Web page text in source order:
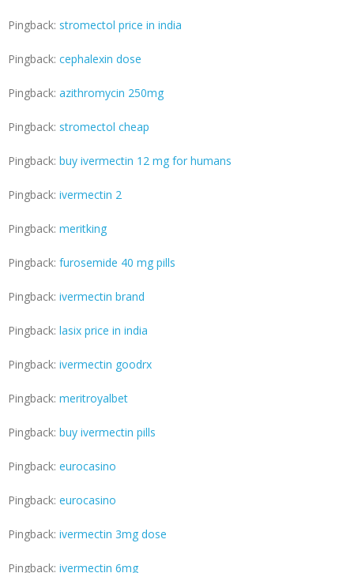
Pingback: stromectol price in india
Pingback: cephalexin dose
Pingback: azithromycin 250mg
Pingback: stromectol cheap
Pingback: buy ivermectin 12 mg for humans
Pingback: ivermectin 2
Pingback: meritking
Pingback: furosemide 40 mg pills
Pingback: ivermectin brand
Pingback: lasix price in india
Pingback: ivermectin goodrx
Pingback: meritroyalbet
Pingback: buy ivermectin pills
Pingback: eurocasino
Pingback: eurocasino
Pingback: ivermectin 3mg dose
Pingback: ivermectin 6mg